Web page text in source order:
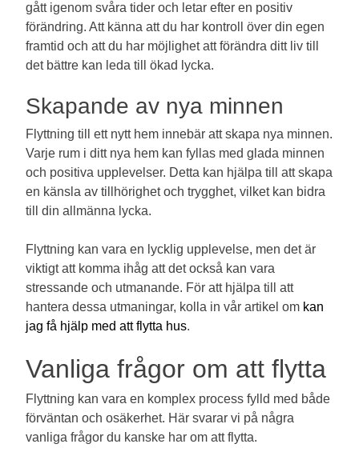
gått igenom svåra tider och letar efter en positiv
förändring. Att känna att du har kontroll över din egen
framtid och att du har möjlighet att förändra ditt liv till
det bättre kan leda till ökad lycka.
Skapande av nya minnen
Flyttning till ett nytt hem innebär att skapa nya minnen.
Varje rum i ditt nya hem kan fyllas med glada minnen
och positiva upplevelser. Detta kan hjälpa till att skapa
en känsla av tillhörighet och trygghet, vilket kan bidra
till din allmänna lycka.
Flyttning kan vara en lycklig upplevelse, men det är
viktigt att komma ihåg att det också kan vara
stressande och utmanande. För att hjälpa till att
hantera dessa utmaningar, kolla in vår artikel om kan
jag få hjälp med att flytta hus.
Vanliga frågor om att flytta
Flyttning kan vara en komplex process fylld med både
förväntan och osäkerhet. Här svarar vi på några
vanliga frågor du kanske har om att flytta.